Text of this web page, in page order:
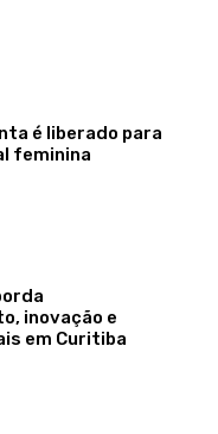
é liberado para
feminina
inovação e
em Curitiba